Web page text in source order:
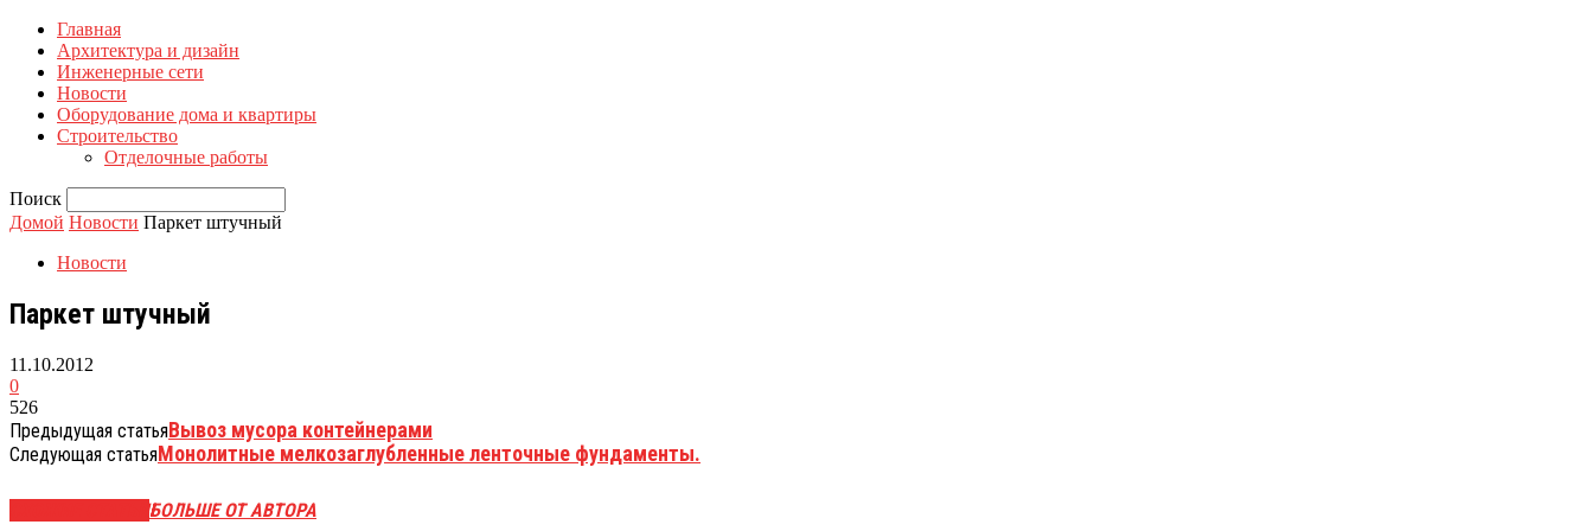
Главная
Архитектура и дизайн
Инженерные сети
Новости
Оборудование дома и квартиры
Строительство
Отделочные работы
Поиск
Домой Новости Паркет штучный
Новости
Паркет штучный
11.10.2012
0
526
Предыдущая статьяВывоз мусора контейнерами
Следующая статьяМонолитные мелкозаглубленные ленточные фундаменты.
БОЛЬШЕ ОТ АВТОРА